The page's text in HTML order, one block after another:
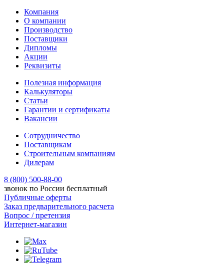
Компания
О компании
Производство
Поставщики
Дипломы
Акции
Реквизиты
Полезная информация
Калькуляторы
Статьи
Гарантии и сертификаты
Вакансии
Сотрудничество
Поставщикам
Строительным компаниям
Дилерам
8 (800) 500-88-00
звонок по России бесплатный
Публичные оферты
Заказ предварительного расчета
Вопрос / претензия
Интернет-магазин